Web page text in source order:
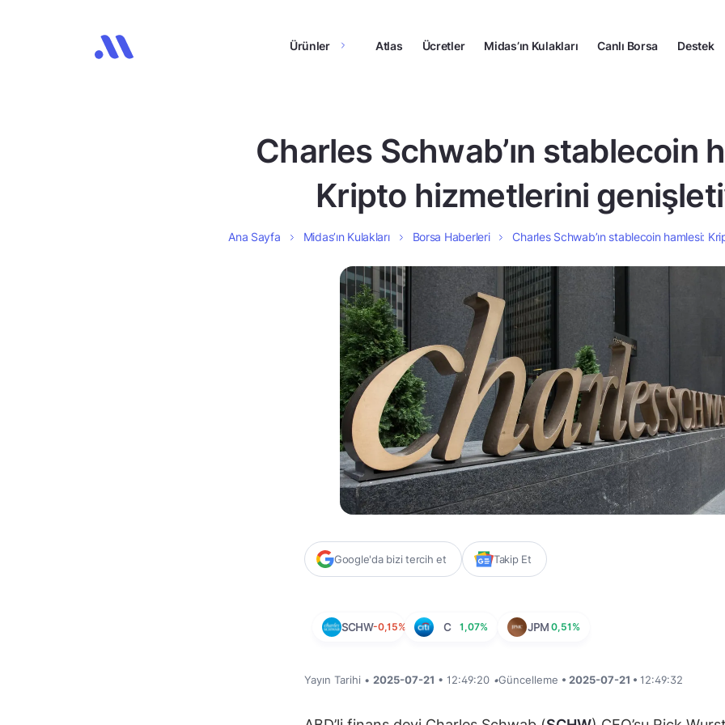
Ürünler Atlas Ücretler Midas’ın Kulakları Canlı Borsa Destek
Charles Schwab’ın stablecoin
Kripto hizmetlerini
Ana Sayfa Midas’ın Kulakları Borsa Haberleri Charles Schwab’ın stablecoin hamlesi:
Google'da bizi tercih et Takip Et
SCHW-0,15% C 1,07% JPM 0,51%
Yayın Tarihi • 2025-07-21 • 12:49:20 •Güncelleme • 2025-07-21 • 12:49:32